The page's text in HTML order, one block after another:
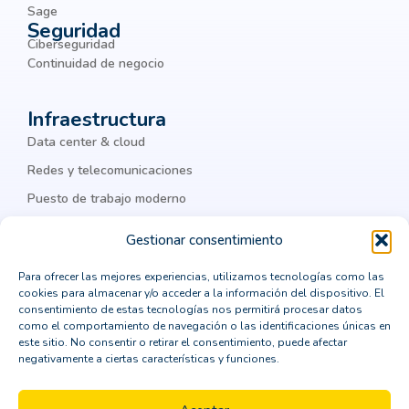
Gestionar consentimiento
Para ofrecer las mejores experiencias, utilizamos tecnologías como las
cookies para almacenar y/o acceder a la información del dispositivo. El
consentimiento de estas tecnologías nos permitirá procesar datos
como el comportamiento de navegación o las identificaciones únicas en
este sitio. No consentir o retirar el consentimiento, puede afectar
negativamente a ciertas características y funciones.
business process management
chatbots
ciber amenazas
ciberseguridad corporativa
Cisco Meraki
Citrix
cloud computing
cloud privada
colaboración
Colaboración Empresarial
como integrar un ERP
comprar un crm vertical
computación en la nube
consejos para la transformación digital
consultoría
contenedores Dockers
Sage
Seguridad
Ciberseguridad
Continuidad de negocio
Infraestructura
Data center & cloud
Redes y telecomunicaciones
Puesto de trabajo moderno
Legal
Política de privacidad
Política de cookies
Aviso Legal
Política de seguridad